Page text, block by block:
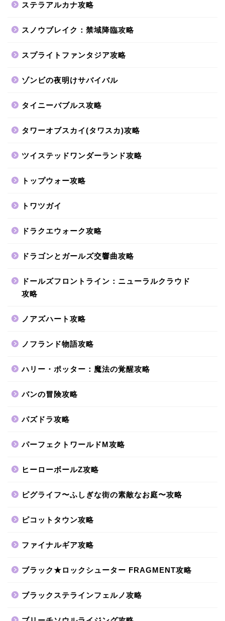
ステラアルカナ攻略
スノウブレイク：禁域降臨攻略
スプライトファンタジア攻略
ゾンビの夜明けサバイバル
タイニーバブルス攻略
タワーオブスカイ(タワスカ)攻略
ツイステッドワンダーランド攻略
トップウォー攻略
トワツガイ
ドラクエウォーク攻略
ドラゴンとガールズ交響曲攻略
ドールズフロントライン：ニューラルクラウド
攻略
ノアズハート攻略
ノフランド物語攻略
ハリー・ポッター：魔法の覚醒攻略
バンの冒険攻略
パズドラ攻略
パーフェクトワールドM攻略
ヒーローボールZ攻略
ピグライフ〜ふしぎな街の素敵なお庭〜攻略
ピコットタウン攻略
ファイナルギア攻略
ブラック★ロックシューター FRAGMENT攻略
ブラックステラインフェルノ攻略